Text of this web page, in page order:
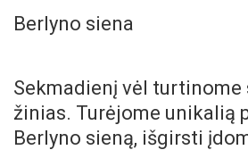
Berlyno siena
Sekmadienį vėl turtinome
žinias. Turėjome unikalią
Berlyno sieną, išgirsti